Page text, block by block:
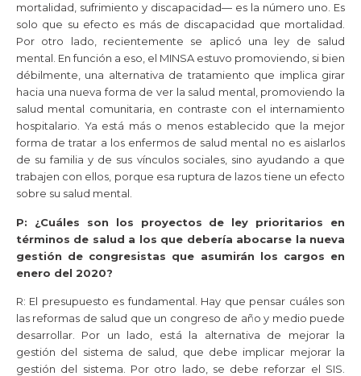
mortalidad, sufrimiento y discapacidad— es la número uno. Es
solo que su efecto es más de discapacidad que mortalidad.
Por otro lado, recientemente se aplicó una ley de salud
mental. En función a eso, el MINSA estuvo promoviendo, si bien
débilmente, una alternativa de tratamiento que implica girar
hacia una nueva forma de ver la salud mental, promoviendo la
salud mental comunitaria, en contraste con el internamiento
hospitalario. Ya está más o menos establecido que la mejor
forma de tratar a los enfermos de salud mental no es aislarlos
de su familia y de sus vínculos sociales, sino ayudando a que
trabajen con ellos, porque esa ruptura de lazos tiene un efecto
sobre su salud mental.
P: ¿Cuáles son los proyectos de ley prioritarios en
términos de salud a los que debería abocarse la nueva
gestión de congresistas que asumirán los cargos en
enero del 2020?
R: El presupuesto es fundamental. Hay que pensar cuáles son
las reformas de salud que un congreso de año y medio puede
desarrollar. Por un lado, está la alternativa de mejorar la
gestión del sistema de salud, que debe implicar mejorar la
gestión del sistema. Por otro lado, se debe reforzar el SIS.